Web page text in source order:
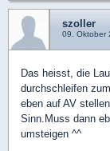
szoller
09. Oktober
Das heisst, die
durchschleifen
eben auf AV
Sinn.Muss dann
umsteigen ^^